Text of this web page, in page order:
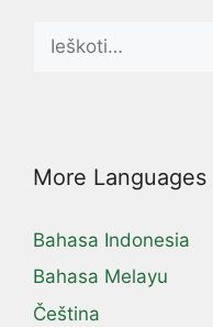
for:
More Languages
Bahasa Indonesia
Bahasa Melayu
Čeština